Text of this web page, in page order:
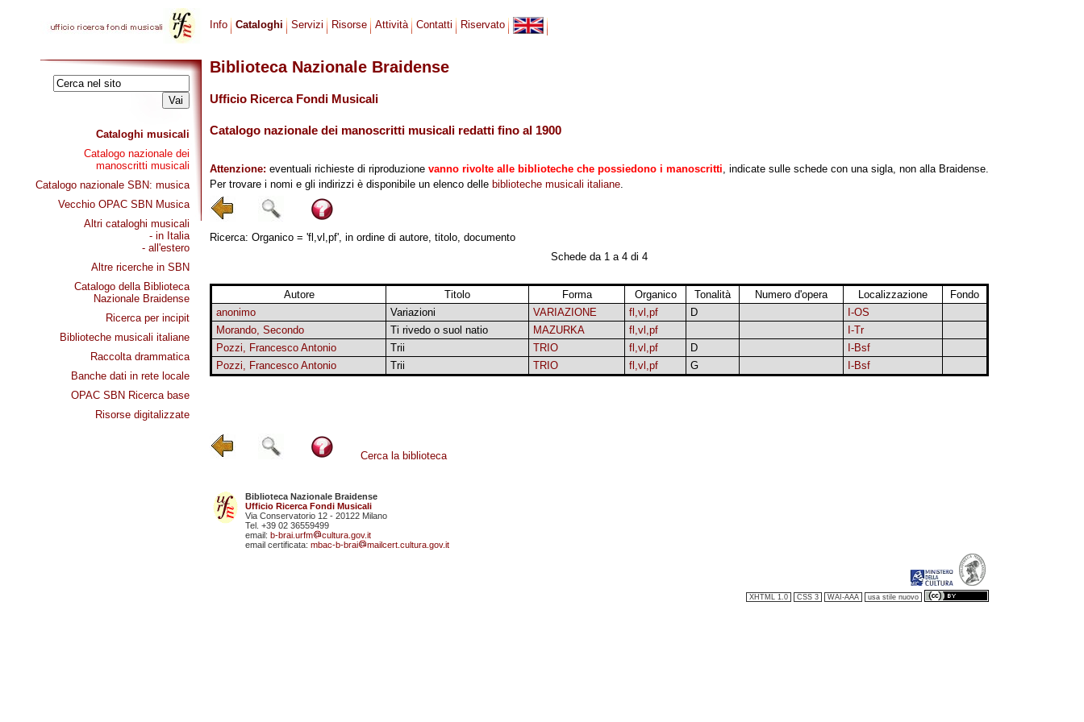
Cataloghi musicali
Catalogo nazionale dei
manoscritti musicali
Catalogo nazionale SBN: musica
Vecchio OPAC SBN Musica
Altri cataloghi musicali
- in Italia
- all'estero
Altre ricerche in SBN
Catalogo della Biblioteca
Nazionale Braidense
Ricerca per incipit
Biblioteche musicali italiane
Raccolta drammatica
Banche dati in rete locale
OPAC SBN Ricerca base
Risorse digitalizzate
Info Cataloghi Servizi Risorse Attività Contatti Riservato
Biblioteca Nazionale Braidense
Ufficio Ricerca Fondi Musicali
Catalogo nazionale dei manoscritti musicali redatti fino al 1900
Attenzione: eventuali richieste di riproduzione vanno rivolte alle biblioteche che possiedono i manoscritti, indicate sulle schede con una sigla, non alla Braidense.
Per trovare i nomi e gli indirizzi è disponibile un elenco delle biblioteche musicali italiane.
Ricerca: Organico = 'fl,vl,pf', in ordine di autore, titolo, documento
Schede da 1 a 4 di 4
Autore Titolo Forma Organico Tonalità Numero d'opera Localizzazione
Fondo
anonimo
Variazioni VARIAZIONE fl,vl,pf D
I-OS
Morando, Secondo
Ti rivedo o suol natio MAZURKA fl,vl,pf
I-Tr
Pozzi, Francesco Antonio
Trii TRIO fl,vl,pf D
I-Bsf
Pozzi, Francesco Antonio
Trii TRIO fl,vl,pf G I-Bsf
Cerca la biblioteca
Biblioteca Nazionale Braidense
Ufficio Ricerca Fondi Musicali
Via Conservatorio 12 - 20122 Milano
Tel. +39 02 36559499
email: b-brai.urfm
cultura.gov.it
email certificata: mbac-b-brai mailcert.cultura.gov.it
XHTML 1.0 CSS 3 WAI-AAA usa stile nuovo